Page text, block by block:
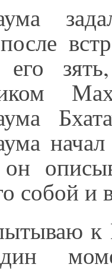
его
собой и
к